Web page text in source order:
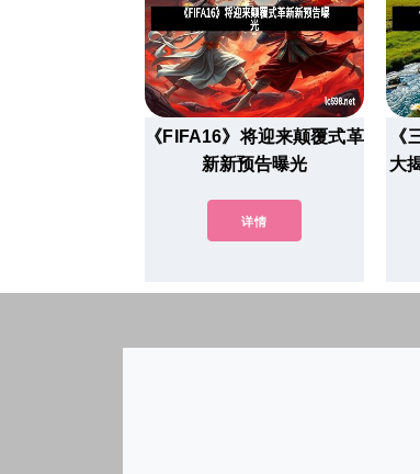
《FIFA16》将迎来颠覆式革
新新预告曝光
详情
《
大